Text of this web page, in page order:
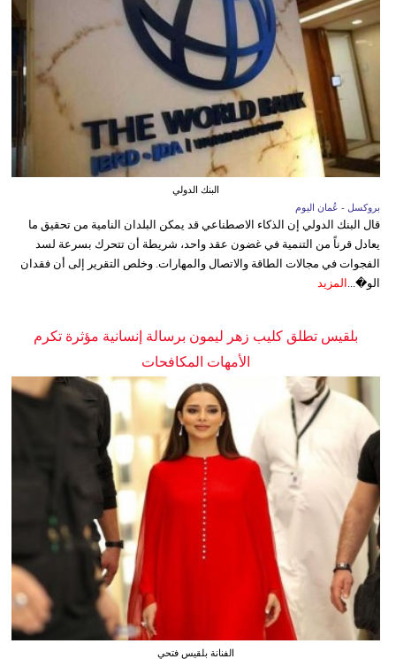
البنك الدولي
بروكسل - عُمان اليوم
قال البنك الدولي إن الذكاء الاصطناعي قد يمكن البلدان النامية من تحقيق ما
يعادل قرناً من التنمية في غضون عقد واحد، شريطة أن تتحرك بسرعة لسد
الفجوات في مجالات الطاقة والاتصال والمهارات. وخلص التقرير إلى أن فقدان
الو�...
المزيد
بلقيس تطلق كليب زهر ليمون برسالة إنسانية مؤثرة تكرم
الأمهات المكافحات
الفنانة بلقيس فتحي